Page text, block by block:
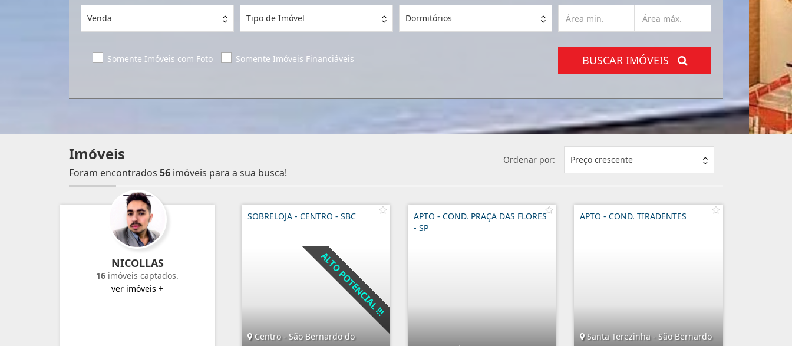
Venda Tipo de Imóvel Dormitórios
Somente Imóveis com Foto Somente Imóveis Financiáveis BUSCAR IMÓVEIS
Imóveis
Foram encontrados 56 imóveis para a sua busca!
Ordenar por: Preço crescente
NICOLLAS
16 imóveis captados.
ver imóveis +
SOBRELOJA - CENTRO - SBC
Centro - São Bernardo do
APTO - COND. PRAÇA DAS FLORES
- SP
APTO - COND. TIRADENTES
Santa Terezinha - São Bernardo